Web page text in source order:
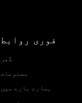
فوری روابط
گھر
مصنوعات
ہمارے بارے میں